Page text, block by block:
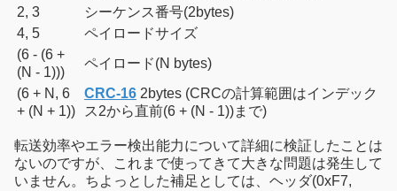
2, 3
シーケンス番号(2bytes)
4, 5
ペイロードサイズ
(6 - (6 +
(N - 1)))
ペイロード(N bytes)
(6 + N, 6
+ (N + 1))
CRC-16 2bytes (CRCの計算範囲はインデック
ス2から直前(6 + (N - 1))まで)
転送効率やエラー検出能力について詳細に検証したことは
ないのですが、これまで使ってきて大きな問題は発生して
いません。ちよっとした補足としては、ヘッダ(0xF7,